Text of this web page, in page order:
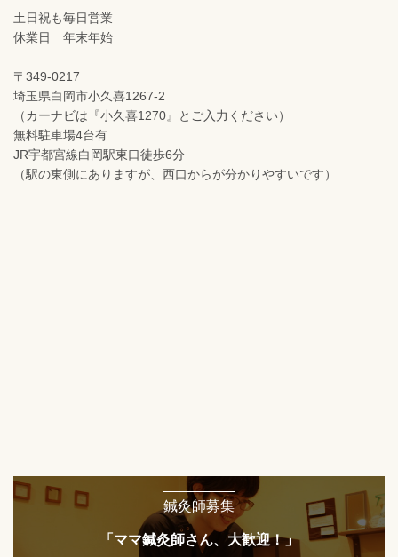
土日祝も毎日営業
休業日 年末年始
〒349-0217
埼玉県白岡市小久喜1267-2
（カーナビは『小久喜1270』とご入力ください）
無料駐車場4台有
JR宇都宮線白岡駅東口徒歩6分
（駅の東側にありますが、西口からが分かりやすいです）
鍼灸師募集
「ママ鍼灸師さん、大歓迎！」